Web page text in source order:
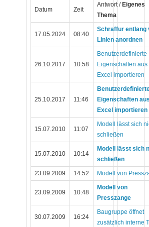
Datum Zeit
Antwort /Eigenes
Thema
17.05.2024 08:40
Schraffur entlang
Linien anordnen
26.10.2017 10:58
Benutzerdefinierte
Eigenschaften aus
Excel importieren
25.10.2017 11:46
Eigenschaften
Excel importieren
15.07.2010 11:07
Modell lässt sich
schließen
15.07.2010 10:14
Modell lässt sich
schließen
23.09.2009
14:52 Modell von
23.09.2009 10:48
Modell von
Presszange
30.07.2009 16:24
Baugruppe öffnet
zusätzlich interne